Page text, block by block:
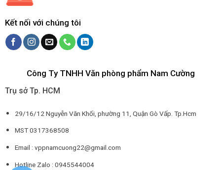
Kết nối với chúng tôi
Công Ty TNHH Văn phòng phẩm Nam Cường
Trụ sở Tp. HCM
29/16/12 Nguyễn Văn Khối, phường 11, Quận Gò Vấp. Tp.Hcm
MST 0317368508
Email : vppnamcuong22@gmail.com
Hotline Zalo : 0945544004